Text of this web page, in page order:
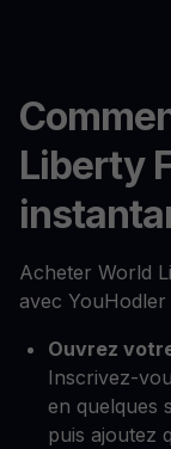
Liberty
Acheter World
avec YouHodler
Ouvrez
Inscrivez-
en quelques
puis ajoutez